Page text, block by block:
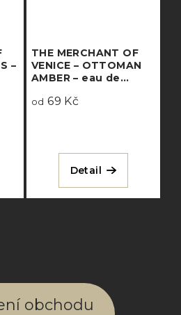
–
THE MERCHANT OF
VENICE – OTTOMAN
AMBER – eau de
od 69 Kč
Detail
obchodu